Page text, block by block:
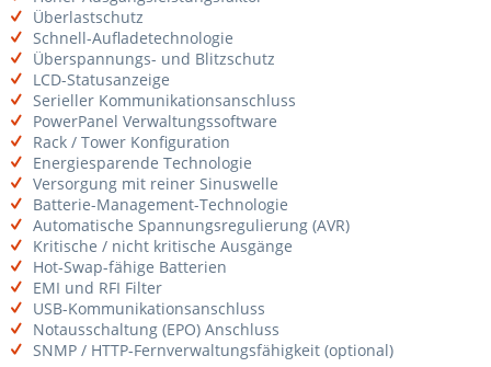
Überlastschutz
Schnell-Aufladetechnologie
Überspannungs- und Blitzschutz
LCD-Statusanzeige
Serieller Kommunikationsanschluss
PowerPanel Verwaltungssoftware
Rack / Tower Konfiguration
Energiesparende Technologie
Versorgung mit reiner Sinuswelle
Batterie-Management-Technologie
Automatische Spannungsregulierung (AVR)
Kritische / nicht kritische Ausgänge
Hot-Swap-fähige Batterien
EMI und RFI Filter
USB-Kommunikationsanschluss
Notausschaltung (EPO) Anschluss
SNMP / HTTP-Fernverwaltungsfähigkeit (optional)